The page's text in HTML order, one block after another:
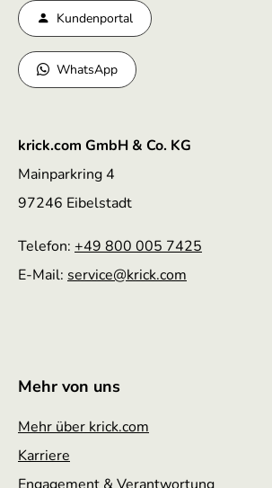
Kundenportal
WhatsApp
krick.com GmbH & Co. KG
Mainparkring 4
97246 Eibelstadt
Telefon: +49 800 005 7425
E-Mail: service@krick.com
Mehr von uns
Mehr über krick.com
Karriere